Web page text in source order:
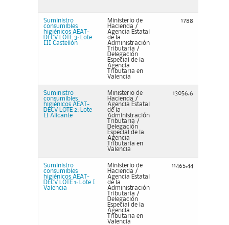
Suministro
consumibles
higiénicos AEAT-
DECV LOTE 3: Lote
III Castellón
Ministerio de
Hacienda /
Agencia Estatal
de la
Administración
Tributaria /
Delegación
Especial de la
Agencia
Tributaria en
Valencia
1788
Suministro
consumibles
higiénicos AEAT-
DECV LOTE 2: Lote
II Alicante
Ministerio de
Hacienda /
Agencia Estatal
de la
Administración
Tributaria /
Delegación
Especial de la
Agencia
Tributaria en
Valencia
13056,6
Suministro
consumibles
higiénicos AEAT-
DECV LOTE 1: Lote I
Valencia
Ministerio de
Hacienda /
Agencia Estatal
de la
Administración
Tributaria /
Delegación
Especial de la
Agencia
Tributaria en
Valencia
11465,44